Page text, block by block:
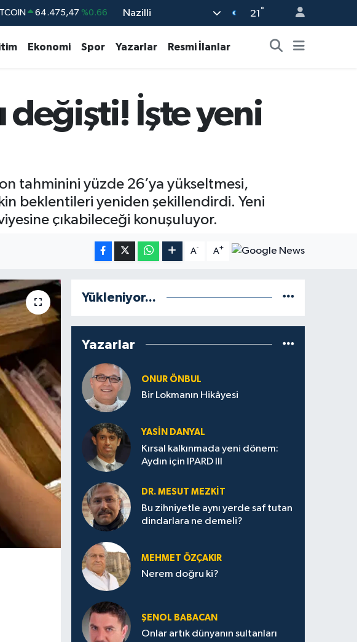
DOLAR 47,5971 %0.05
BİST100 13.703 %11
64.475,47 %0.66
Nazilli 21 °
Ekonomi Spor Yazarlar Resmi İlanlar
değişti! İşte yeni
tahminini yüzde 26’ya yükseltmesi,
beklentileri yeniden şekillendirdi. Yeni
çıkabileceği konuşuluyor.
A- A+
Yükleniyor...
Yazarlar
ONUR ÖNBUL
Bir Lokmanın Hikâyesi
YASIN DANYAL
Kırsal kalkınmada yeni dönem:
Aydın için IPARD III
DR. MESUT MEZKIT
Bu zihniyetle aynı yerde saf tutan
dindarlara ne demeli?
MEHMET ÖZÇAKIR
Nerem doğru ki?
ŞENOL BABACAN
Onlar artık dünyanın sultanları